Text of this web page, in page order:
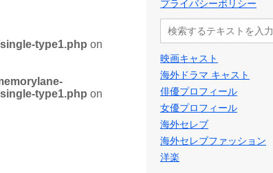
type1.php on
type1.php on
プライバシーポリシー
映画キャスト
海外ドラマ キャスト
俳優プロフィール
女優プロフィール
海外セレブ
海外セレブファッション
洋楽